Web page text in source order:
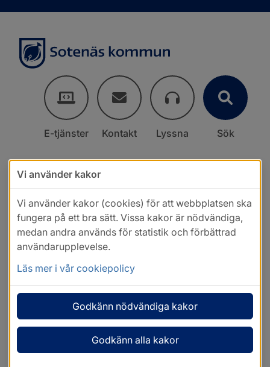
E-tjänster Kontakt Lyssna Sök
Vi använder kakor
Vi använder kakor (cookies) för att webbplatsen ska
fungera på ett bra sätt. Vissa kakor är nödvändiga,
medan andra används för statistik och förbättrad
användarupplevelse.
Läs mer i vår cookiepolicy
Godkänn nödvändiga kakor
Godkänn alla kakor